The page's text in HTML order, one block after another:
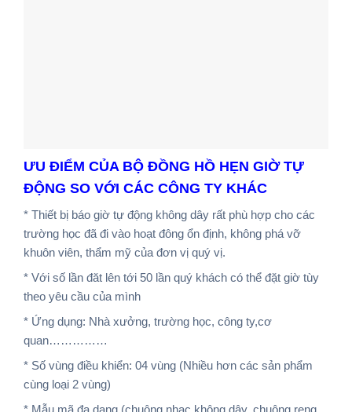
ƯU ĐIỂM CỦA BỘ ĐỒNG HỒ HẸN GIỜ TỰ
ĐỘNG SO VỚI CÁC CÔNG TY KHÁC
* Thiết bị báo giờ tự động không dây rất phù hợp cho các
trường học đã đi vào hoạt đông ổn định, không phá vỡ
khuôn viên, thẩm mỹ của đơn vị quý vị.
* Với số lần đăt lên tới 50 lần quý khách có thể đặt giờ tùy
theo yêu cầu của mình
* Ứng dụng: Nhà xưởng, trường học, công ty,cơ
quan……………
* Số vùng điều khiển: 04 vùng (Nhiều hơn các sản phẩm
cùng loại 2 vùng)